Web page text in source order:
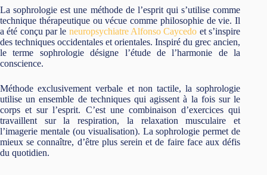
La sophrologie est une méthode de l’esprit qui s’utilise comme
technique thérapeutique ou vécue comme philosophie de vie. Il
a été conçu par le neuropsychiatre Alfonso Caycedo et s’inspire
des techniques occidentales et orientales. Inspiré du grec ancien,
le terme sophrologie désigne l’étude de l’harmonie de la
conscience.
Méthode exclusivement verbale et non tactile, la sophrologie
utilise un ensemble de techniques qui agissent à la fois sur le
corps et sur l’esprit. C’est une combinaison d’exercices qui
travaillent sur la respiration, la relaxation musculaire et
l’imagerie mentale (ou visualisation). La sophrologie permet de
mieux se connaître, d’être plus serein et de faire face aux défis
du quotidien.